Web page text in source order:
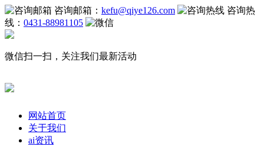
咨询邮箱： kefu@qiye126.com
咨询热
线： 0431-88981105
微信扫一扫，关注我们最新活动
网站首页
关于我们
ai资讯